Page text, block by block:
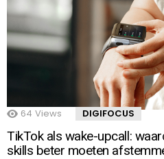
64 Views DIGIFOCUS
TikTok als wake-upcall:
skills beter moeten